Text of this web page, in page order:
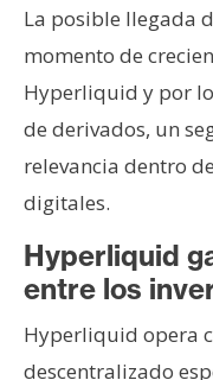
o
y
u
b
l
i
i
d
d
La posible llegada
momento de
Hyperliquid y por
de derivados, un
relevancia dentro
digitales.
Hyperliquid
entre los
Hyperliquid opera
descentralizado